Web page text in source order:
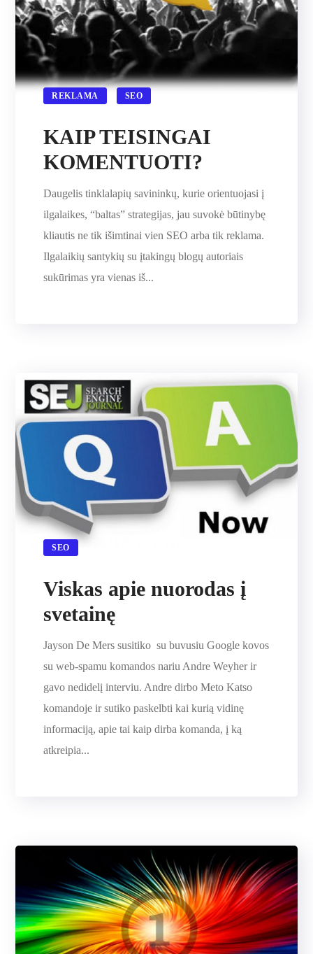
REKLAMA SEO
KAIP TEISINGAI
KOMENTUOTI?
Daugelis tinklalapių savininkų, kurie orientuojasi į
ilgalaikes, “baltas” strategijas, jau suvokė būtinybę
kliautis ne tik išimtinai vien SEO arba tik reklama.
Ilgalaikių santykių su įtakingų blogų autoriais
sukūrimas yra vienas iš...
SEO
Viskas apie nuorodas į
svetainę
Jayson De Mers susitiko su buvusiu Google kovos
su web-spamu komandos nariu Andre Weyher ir
gavo nedidelį interviu. Andre dirbo Meto Katso
komandoje ir sutiko paskelbti kai kurią vidinę
informaciją, apie tai kaip dirba komanda, į ką
atkreipia...